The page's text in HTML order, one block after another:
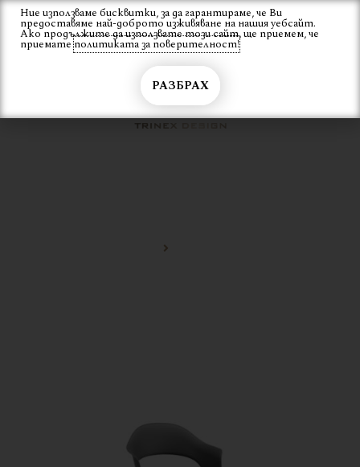
Skip
content
Вход
Ние използваме бисквитки, за да гарантираме, че Ви
предоставяме най-доброто изживяване на нашия уебсайт.
Ако продължите да използвате този сайт, ще приемем, че
приематеполитиката за поверителност!
РАЗБРАХ